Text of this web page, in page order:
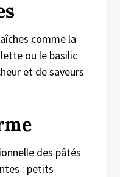
comme la
ou le basilic
et de saveurs
des pâtés
: petits